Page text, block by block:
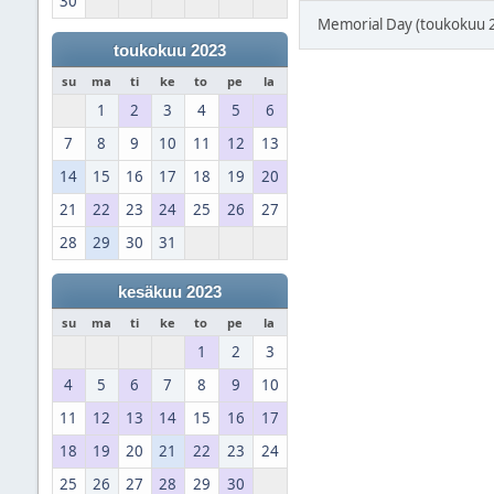
toukokuu 2023
su ma ti ke to pe la
1 2 3 4 5
6
7
8 9 10 11 12
13
14
15 16 17 18 19
20
21
22 23 24 25 26
27
28
29 30 31
kesäkuu 2023
su ma ti ke to pe la
1 2
3
4
5 6 7 8 9
10
11
12 13 14 15 16
17
18
19 20 21 22 23
24
25
26 27 28 29 30
Memorial Day (toukokuu